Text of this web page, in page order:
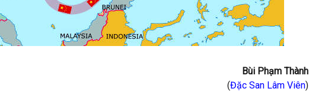
Bùi Phạm Thành
(Đặc San Lâm Viên)